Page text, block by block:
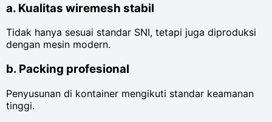
a. Kualitas wiremesh stabil
Tidak hanya sesuai standar SNI, tetapi juga diproduksi
dengan mesin modern.
b. Packing profesional
Penyusunan di kontainer mengikuti standar keamanan
tinggi.